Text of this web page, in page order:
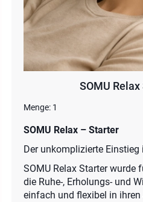
SOMU
Menge: 1
SOMU Relax – Starter
Der unkomplizierte Einstieg
SOMU Relax Starter wurde
die Ruhe-, Erholungs- und
einfach und flexibel in